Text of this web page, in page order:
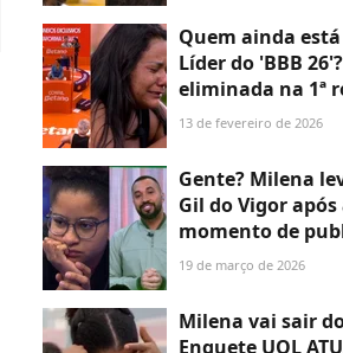
aos números
Quem ainda
Líder do 'BBB
eliminada na 1ª
ao vivo e promete
13 de fevereiro de 2026
Gente? Milena
Gil do Vigor
momento de
Cowboy no 'BBB
desrespeito'
19 de março de 2026
Milena vai sair do
Enquete UOL